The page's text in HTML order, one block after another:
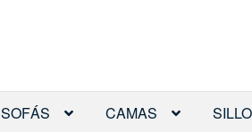
SOFÁS CAMAS